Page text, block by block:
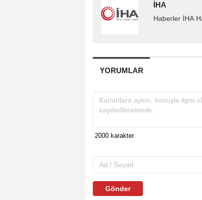
İHA
Haberler İHA
YORUMLAR
Gönder